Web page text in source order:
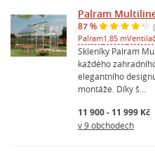
Palram
87 %
Palram1.85 m
Skleníky Palram
každého
elegantního
montáže. Díky š...
11 900 - 11 999 Kč
v 9 obchodech